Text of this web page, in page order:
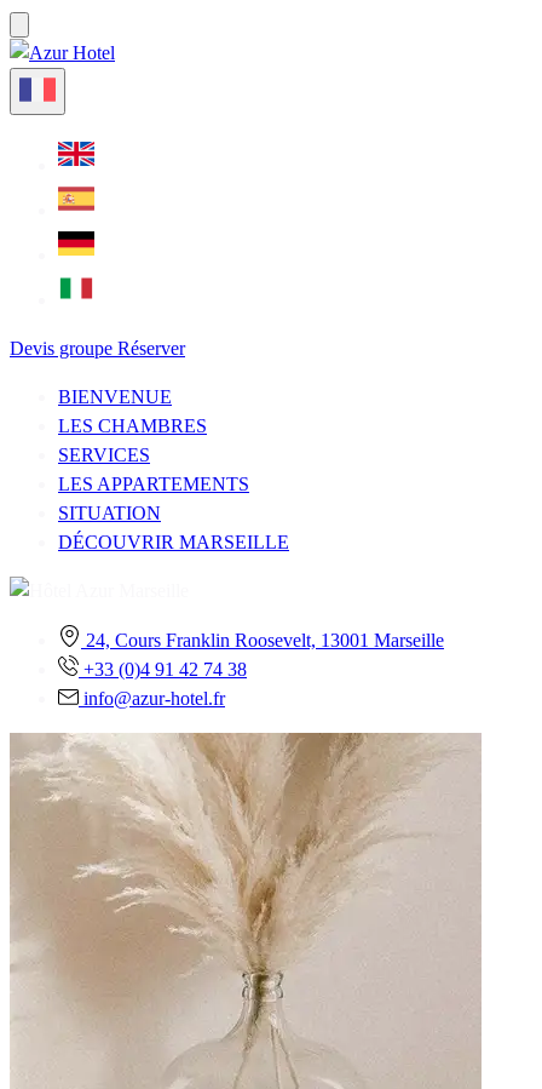
Devis groupe Réserver
BIENVENUE
LES CHAMBRES
SERVICES
LES APPARTEMENTS
SITUATION
DÉCOUVRIR MARSEILLE
24, Cours Franklin Roosevelt, 13001 Marseille
+33 (0)4 91 42 74 38
info@azur-hotel.fr